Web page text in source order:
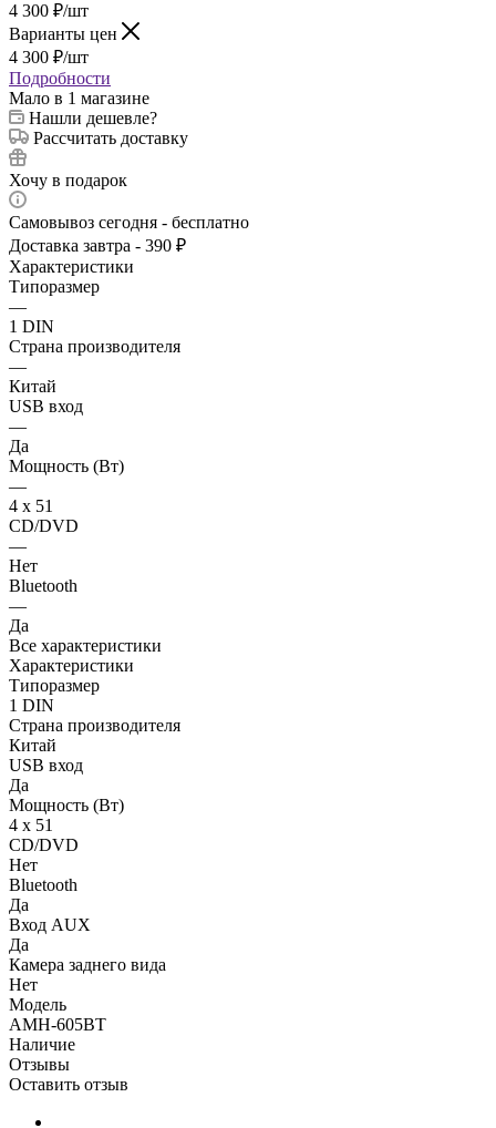
4 300 ₽/шт
Варианты цен
4 300 ₽/шт
Подробности
Мало в 1 магазине
Нашли дешевле?
Рассчитать доставку
Хочу в подарок
Самовывоз сегодня - бесплатно
Доставка завтра - 390 ₽
Характеристики
Типоразмер
—
1 DIN
Страна производителя
—
Китай
USB вход
—
Да
Мощность (Вт)
—
4 х 51
CD/DVD
—
Нет
Bluetooth
—
Да
Все характеристики
Характеристики
Типоразмер
1 DIN
Страна производителя
Китай
USB вход
Да
Мощность (Вт)
4 х 51
CD/DVD
Нет
Bluetooth
Да
Вход AUX
Да
Камера заднего вида
Нет
Модель
AMH-605BT
Наличие
Отзывы
Оставить отзыв